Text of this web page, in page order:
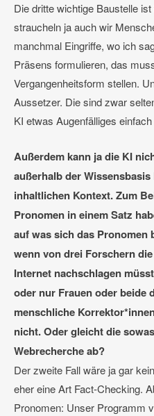
Die dritte wichtige Baustelle
straucheln ja auch wir
manchmal Eingriffe, wo ich
Präsens formulieren, das
Vergangenheitsform stellen.
Aussetzer. Die sind zwar
KI etwas Augenfälliges
Außerdem kann ja die KI
außerhalb der
inhaltlichen Kontext. Zum
Pronomen in einem Satz
auf was sich das Pronomen
wenn von drei Forschern
Internet nachschlagen
oder nur Frauen oder beide
menschliche
nicht. Oder gleicht die
Webrecherche ab?
Der zweite Fall wäre ja gar
eher eine Art Fact-Checking.
Pronomen: Unser Programm